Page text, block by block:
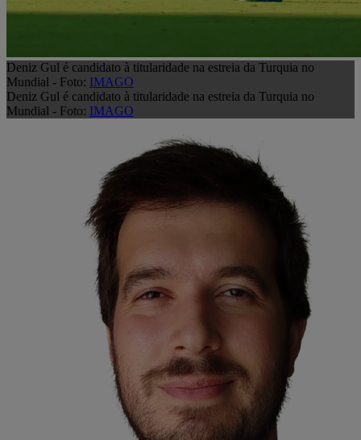
Deniz Gul é candidato à titularidade na estreia da Turquia no
Mundial - Foto: IMAGO
Deniz Gul é candidato à titularidade na estreia da Turquia no
Mundial - Foto: IMAGO